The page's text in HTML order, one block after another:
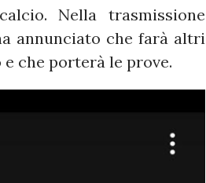
Nella trasmissione
annunciato che farà altri
che porterà le prove.